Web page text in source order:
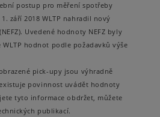
postup pro měření spotřeby
září 2018 WLTP nahradil nový
Uvedené hodnoty NEFZ byly
hodnot podle požadavků výše
pick-upy jsou výhradně
povinnost uvádět hodnoty
tyto informace obdržet, můžete
publikací.